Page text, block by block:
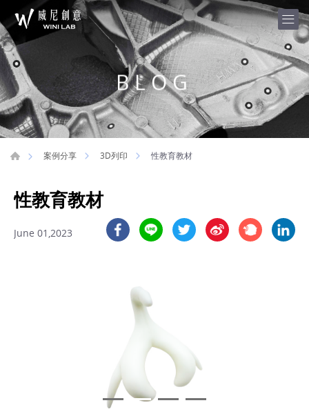
BLOG
案例分享 3D列印 性教育教材
性教育教材
June 01,2023